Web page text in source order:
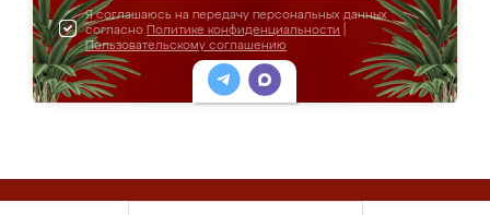
Я соглашаюсь на передачу персональных данных
согласно Политике конфиденциальности
Пользовательскому соглашению